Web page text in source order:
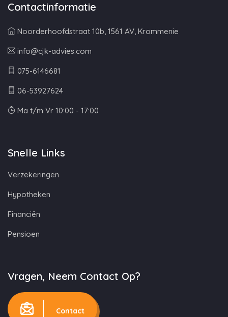
Contactinformatie
Noorderhoofdstraat 10b, 1561 AV, Krommenie
info@cjk-advies.com
075-6146681
06-53927624
Ma t/m Vr 10:00 - 17:00
Snelle Links
Verzekeringen
Hypotheken
Financiën
Pensioen
Vragen, Neem Contact Op?
Contact